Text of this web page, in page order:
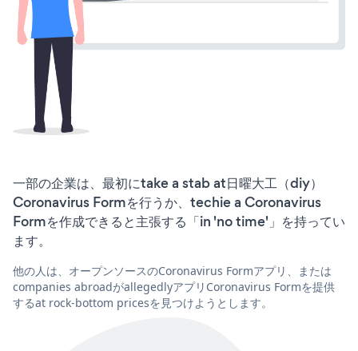
一部の企業は、最初にtake a stab at日曜大工（diy）
Coronavirus Formを行うか、techie a Coronavirus
Formを作成できると主張する「in 'no time'」を持ってい
ます。
他の人は、オープンソースのCoronavirus Formアプリ、または
companies abroadがallegedlyアプリCoronavirus Formを提供
するat rock-bottom pricesを見つけようとします。